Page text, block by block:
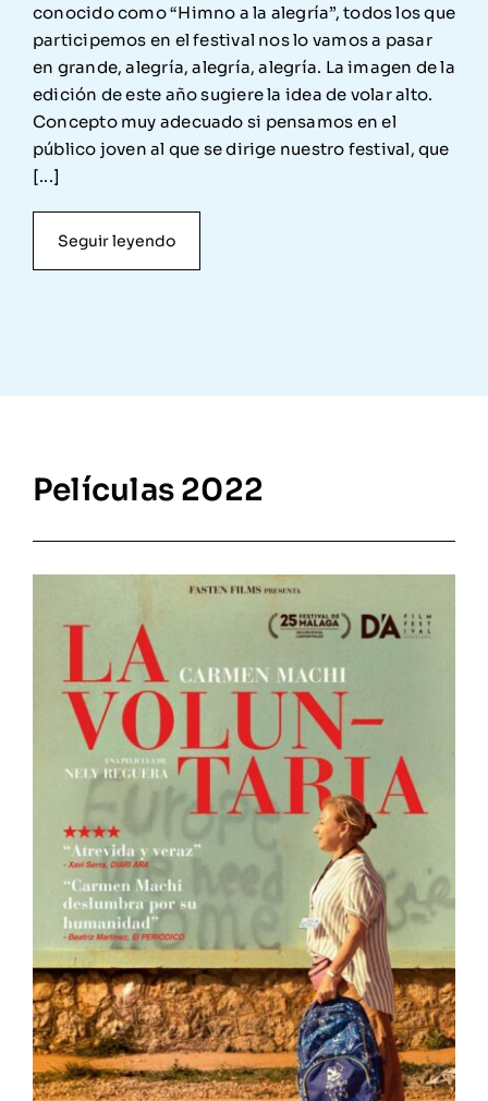
conocido como “Himno a la alegría”, todos los que
participemos en el festival nos lo vamos a pasar
en grande, alegría, alegría, alegría. La imagen de la
edición de este año sugiere la idea de volar alto.
Concepto muy adecuado si pensamos en el
público joven al que se dirige nuestro festival, que
[...]
Seguir leyendo
Películas 2022